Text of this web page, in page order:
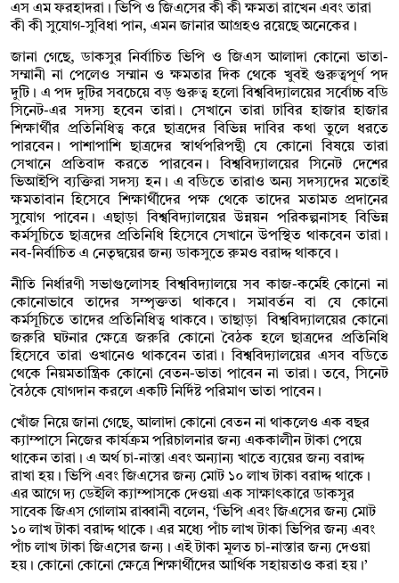
এস এম ফরহাদরা। ভিপি ও জিএসের কী কী ক্ষমতা রাখেন এবং তারা
কী কী সুযোগ-সুবিধা পান, এমন জানার আগ্রহও রয়েছে অনেকের।
জানা গেছে, ডাকসুর নির্বাচিত ভিপি ও জিএস আলাদা কোনো ভাতা-
সম্মানী না পেলেও সম্মান ও ক্ষমতার দিক থেকে খুবই গুরুত্বপূর্ণ পদ
দুটি। এ পদ দুটির সবচেয়ে বড় গুরুত্ব হলো বিশ্ববিদ্যালয়ের সর্বোচ্চ বডি
সিনেট-এর সদস্য হবেন তারা। সেখানে তারা ঢাবির হাজার হাজার
শিক্ষার্থীর প্রতিনিধিত্ব করে ছাত্রদের বিভিন্ন দাবির কথা তুলে ধরতে
পারবেন। পাশাপাশি ছাত্রদের স্বার্থপরিপন্থী যে কোনো বিষয়ে তারা
সেখানে প্রতিবাদ করতে পারবেন। বিশ্ববিদ্যালয়ের সিনেট দেশের
ভিআইপি ব্যক্তিরা সদস্য হন। এ বডিতে তারাও অন্য সদস্যদের মতোই
ক্ষমতাবান হিসেবে শিক্ষার্থীদের পক্ষ থেকে তাদের মতামত প্রদানের
সুযোগ পাবেন। এছাড়া বিশ্ববিদ্যালয়ের উন্নয়ন পরিকল্পনাসহ বিভিন্ন
কর্মসূচিতে ছাত্রদের প্রতিনিধি হিসেবে সেখানে উপস্থিত থাকবেন তারা।
নব-নির্বাচিত এ নেতৃদ্বয়ের জন্য ডাকসুতে রুমও বরাদ্দ থাকবে।
নীতি নির্ধারণী সভাগুলোসহ বিশ্ববিদ্যালয়ে সব কাজ-কর্মেই কোনো না
কোনোভাবে তাদের সম্পৃক্ততা থাকবে। সমাবর্তন বা যে কোনো
কর্মসূচিতে তাদের প্রতিনিধিত্ব থাকবে। তাছাড়া বিশ্ববিদ্যালয়ের কোনো
জরুরি ঘটনার ক্ষেত্রে জরুরি কোনো বৈঠক হলে ছাত্রদের প্রতিনিধি
হিসেবে তারা ওখানেও থাকবেন তারা। বিশ্ববিদ্যালয়ের এসব বডিতে
থেকে নিয়মতান্ত্রিক কোনো বেতন-ভাতা পাবেন না তারা। তবে, সিনেট
বৈঠকে যোগদান করলে একটি নির্দিষ্ট পরিমাণ ভাতা পাবেন।
খোঁজ নিয়ে জানা গেছে, আলাদা কোনো বেতন না থাকলেও এক বছর
ক্যাম্পাসে নিজের কার্যক্রম পরিচালনার জন্য এককালীন টাকা পেয়ে
থাকেন তারা। এ অর্থ চা-নাস্তা এবং অন্যান্য খাতে ব্যয়ের জন্য বরাদ্দ
রাখা হয়। ভিপি এবং জিএসের জন্য মোট ১০ লাখ টাকা বরাদ্দ থাকে।
এর আগে দ্য ডেইলি ক্যাম্পাসকে দেওয়া এক সাক্ষাৎকারে ডাকসুর
সাবেক জিএস গোলাম রাব্বানী বলেন, ‘ভিপি এবং জিএসের জন্য মোট
১০ লাখ টাকা বরাদ্দ থাকে। এর মধ্যে পাঁচ লাখ টাকা ভিপির জন্য এবং
পাঁচ লাখ টাকা জিএসের জন্য। এই টাকা মূলত চা-নাস্তার জন্য দেওয়া
হয়। কোনো কোনো ক্ষেত্রে শিক্ষার্থীদের আর্থিক সহায়তাও করা হয়।’